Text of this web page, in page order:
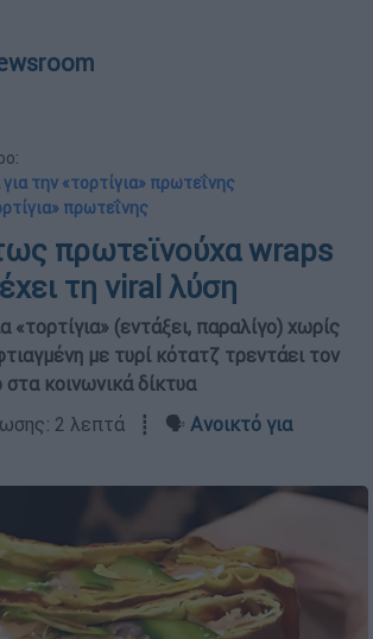
την «τορτίγια» πρωτεΐνης
πρωτεΐνης
πρωτεϊνούχα wraps
τη viral λύση
«τορτίγια» (εντάξει, παραλίγο) χωρίς
με τυρί κότατζ τρεντάει τον
στα κοινωνικά δίκτυα
2 λεπτά ┋ 🗣️ Ανοικτό για